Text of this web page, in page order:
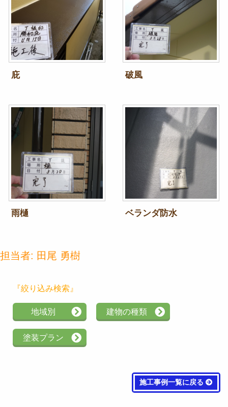
庇 破風
雨樋 ベランダ防水
担当者: 田尾 勇樹
『絞り込み検索』
地域別 建物の種類
塗装プラン
施工事例一覧に戻る